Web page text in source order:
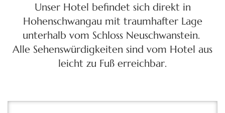
Unser Hotel befindet sich direkt in
Hohenschwangau mit traumhafter Lage
unterhalb vom Schloss Neuschwanstein.
Alle Sehenswürdigkeiten sind vom Hotel aus
leicht zu Fuß erreichbar.